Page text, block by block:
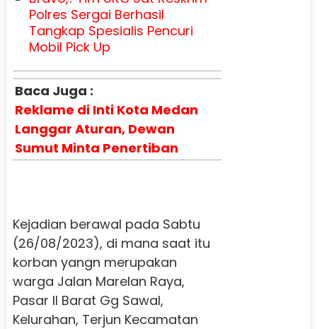
Polres Sergai Berhasil
Tangkap Spesialis Pencuri
Mobil Pick Up
Baca Juga :
Reklame di Inti Kota Medan
Langgar Aturan, Dewan
Sumut Minta Penertiban
Kejadian berawal pada Sabtu
(26/08/2023), di mana saat itu
korban yangn merupakan
warga Jalan Marelan Raya,
Pasar II Barat Gg Sawal,
Kelurahan, Terjun Kecamatan